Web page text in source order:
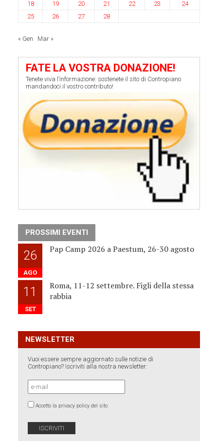
18
19 20 21 22 23
24
25
26 27 28
« Gen Mar »
FATE LA VOSTRA DONAZIONE!
Tenete viva l’informazione: sostenete il sito di Contropiano
mandandoci il vostro contributo!
PROSSIMI EVENTI
26
AGO
Pap Camp 2026 a Paestum, 26-30 agosto
11
SET
Roma, 11-12 settembre. Figli della stessa
rabbia
NEWSLETTER
Vuoi essere sempre aggiornato sulle notizie di
Contropiano? Iscriviti alla nostra newsletter:
Accetto la privacy policy del sito